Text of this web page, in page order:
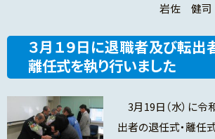
岩佐 健
３月１９日に退職者及び転出
離任式を執り行いました
3月19日（水）に
出者の退任式・離任